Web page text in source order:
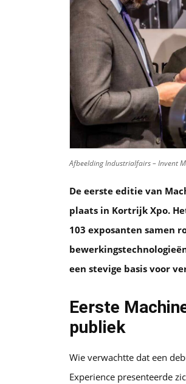
Afbeelding Industrialfairs – Invent
De eerste editie van
plaats in Kortrijk Xpo.
103 exposanten samen
een stevige basis voor
Eerste
publiek
Wie verwachtte dat een
Experience presenteerde